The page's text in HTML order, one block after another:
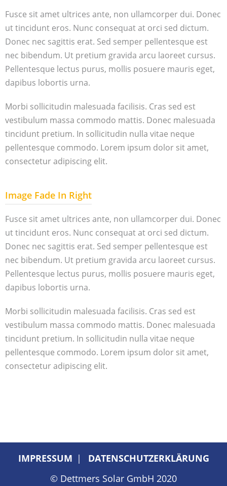
Fusce sit amet ultrices ante, non ullamcorper dui. Donec
ut tincidunt eros. Nunc consequat at orci sed dictum.
Donec nec sagittis erat. Sed semper pellentesque est
nec bibendum. Ut pretium gravida arcu laoreet cursus.
Pellentesque lectus purus, mollis posuere mauris eget,
dapibus lobortis urna.
Morbi sollicitudin malesuada facilisis. Cras sed est
vestibulum massa commodo mattis. Donec malesuada
tincidunt pretium. In sollicitudin nulla vitae neque
pellentesque commodo. Lorem ipsum dolor sit amet,
consectetur adipiscing elit.
Image Fade In Right
Fusce sit amet ultrices ante, non ullamcorper dui. Donec
ut tincidunt eros. Nunc consequat at orci sed dictum.
Donec nec sagittis erat. Sed semper pellentesque est
nec bibendum. Ut pretium gravida arcu laoreet cursus.
Pellentesque lectus purus, mollis posuere mauris eget,
dapibus lobortis urna.
Morbi sollicitudin malesuada facilisis. Cras sed est
vestibulum massa commodo mattis. Donec malesuada
tincidunt pretium. In sollicitudin nulla vitae neque
pellentesque commodo. Lorem ipsum dolor sit amet,
consectetur adipiscing elit.
IMPRESSUM
DATENSCHUTZERKLÄRUNG
© Dettmers Solar GmbH 2020